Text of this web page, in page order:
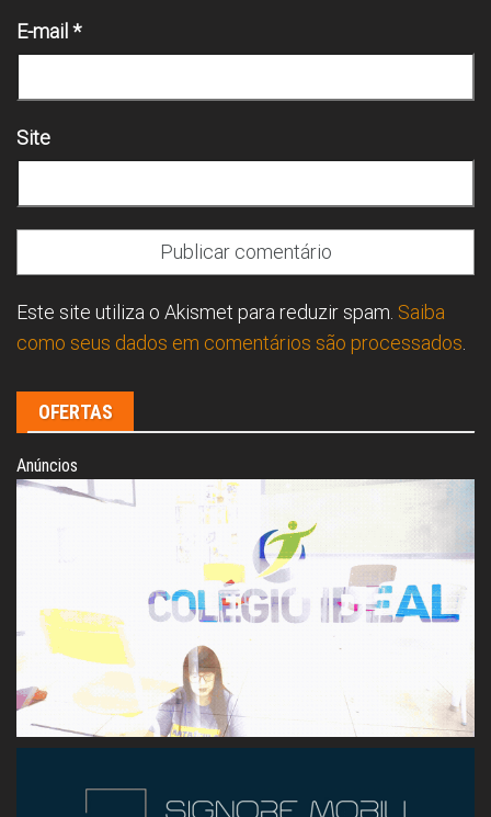
E-mail*
Site
Este site utiliza o Akismet para reduzir spam. Saiba
como seus dados em comentários são processados
OFERTAS
Anúncios